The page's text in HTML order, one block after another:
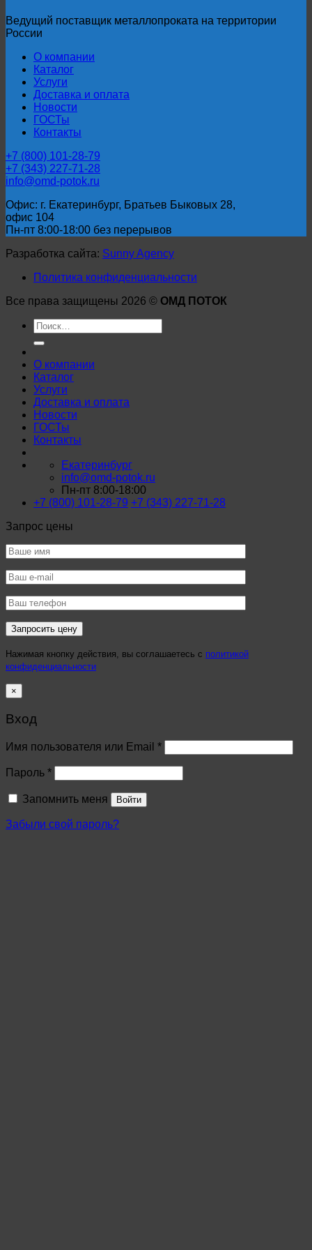
Ведущий поставщик металлопроката на территории
России
О компании
Каталог
Услуги
Доставка и оплата
Новости
ГОСТы
Контакты
+7 (800) 101-28-79
+7 (343) 227-71-28
info@omd-potok.ru
Офис: г. Екатеринбург, Братьев Быковых 28,
офис 104
Пн-пт 8:00-18:00 без перерывов
Разработка сайта: Sunny Agency
Политика конфиденциальности
Все права защищены 2026 © ОМД ПОТОК
Искать:
О компании
Каталог
Услуги
Доставка и оплата
Новости
ГОСТы
Контакты
Екатеринбург
info@omd-potok.ru
Пн-пт 8:00-18:00
+7 (800) 101-28-79 +7 (343) 227-71-28
Запрос цены
Нажимая кнопку действия, вы соглашаетесь с политикой
конфиденциальности
×
Вход
Имя пользователя или Email *
Пароль *
Запомнить меня Войти
Забыли свой пароль?